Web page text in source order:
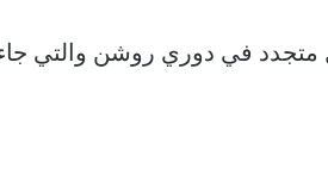
متجدد في دوري روشن والتي